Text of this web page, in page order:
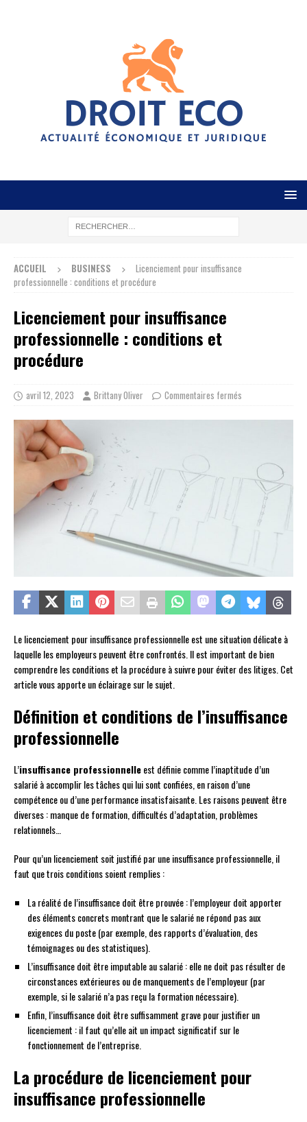
ACCUEIL BUSINESS
Licenciement pour insuffisance
professionnelle : conditions et procédure
Licenciement pour insuffisance
professionnelle : conditions et
procédure
avril 12, 2023 Brittany Oliver Commentaires fermés
Le licenciement pour insuffisance professionnelle est une situation délicate à
laquelle les employeurs peuvent être confrontés. Il est important de bien
comprendre les conditions et la procédure à suivre pour éviter des litiges. Cet
article vous apporte un éclairage sur le sujet.
Définition et conditions de l’insuffisance
professionnelle
L’insuffisance professionnelleest définie comme l’inaptitude d’un
salarié à accomplir les tâches qui lui sont confiées, en raison d’une
compétence ou d’une performance insatisfaisante. Les raisons peuvent être
diverses : manque de formation, difficultés d’adaptation, problèmes
relationnels…
Pour qu’un licenciement soit justifié par une insuffisance professionnelle, il
faut que trois conditions soient remplies :
La réalité de l’insuffisance doit être prouvée : l’employeur doit apporter
des éléments concrets montrant que le salarié ne répond pas aux
exigences du poste (par exemple, des rapports d’évaluation, des
témoignages ou des statistiques).
L’insuffisance doit être imputable au salarié : elle ne doit pas résulter de
circonstances extérieures ou de manquements de l’employeur (par
exemple, si le salarié n’a pas reçu la formation nécessaire).
Enfin, l’insuffisance doit être suffisamment grave pour justifier un
licenciement : il faut qu’elle ait un impact significatif sur le
fonctionnement de l’entreprise.
La procédure de licenciement pour
insuffisance professionnelle